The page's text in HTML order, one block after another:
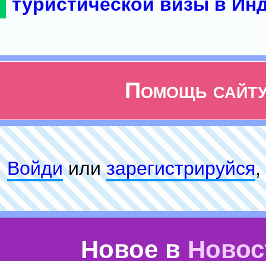
Помощь
Войдиилизарeгиcтpируйся,
Новое в